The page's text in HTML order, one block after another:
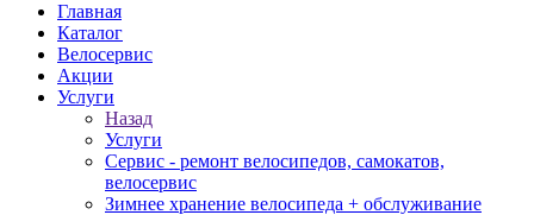
Главная
Каталог
Велосервис
Акции
Услуги
Назад
Услуги
Сервис - ремонт велосипедов, самокатов,
велосервис
Зимнее хранение велосипеда + обслуживание